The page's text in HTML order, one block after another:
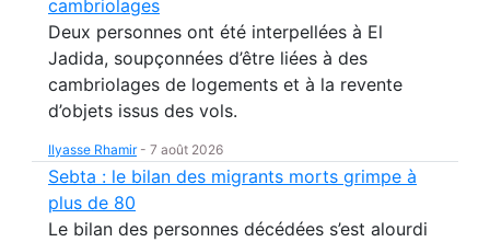
cambriolages
Deux personnes ont été interpellées à El
Jadida, soupçonnées d’être liées à des
cambriolages de logements et à la revente
d’objets issus des vols.
Ilyasse Rhamir- 7 août 2026
Sebta : le bilan des migrants morts grimpe à
plus de 80
Le bilan des personnes décédées s’est alourdi